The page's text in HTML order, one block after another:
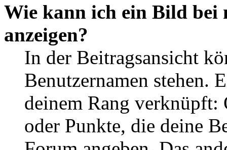
Wie kann ich ein Bild bei
anzeigen?
In der Beitragsansicht
Benutzernamen stehen.
deinem Rang verknüpft:
oder Punkte, die deine